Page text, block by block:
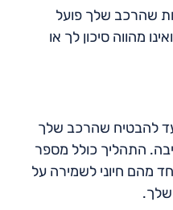
שהרכב שלך פועל
מהווה סיכון לך או
להבטיח שהרכב שלך
התהליך כולל מספר
מהם חיוני לשמירה על
שלך.